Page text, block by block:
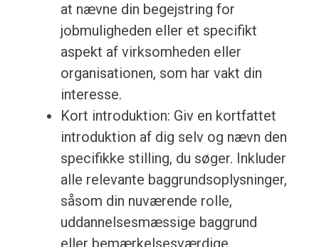
at nævne din begejstring for
jobmuligheden eller et specifikt
aspekt af virksomheden eller
organisationen, som har vakt din
interesse.
Kort introduktion: Giv en kortfattet
introduktion af dig selv og nævn den
specifikke stilling, du søger. Inkluder
alle relevante baggrundsoplysninger,
såsom din nuværende rolle,
uddannelsesmæssige baggrund
eller bemærkelsesværdige